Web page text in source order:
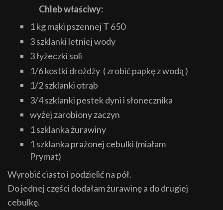
Chleb właściwy:
1 kg mąki pszennej T 650
3 szklanki letniej wody
3 łyżeczki soli
1/6 kostki drożdży ( zrobić papkę z wodą )
1/2 szklanki otrąb
3/4 szklanki pestek dyni i słonecznika
wyżej zarobiony zaczyn
1 szklanka żurawiny
1 szklanka prażonej cebulki (miałam
Prymat)
Wyrobić ciasto i podzielić na pół.
Do jednej części dodałam żurawinę a do drugiej
cebulkę.